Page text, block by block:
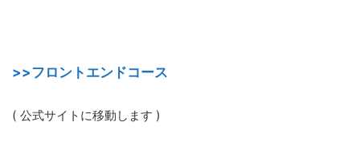
>>フロントエンドコース
( 公式サイトに移動します )